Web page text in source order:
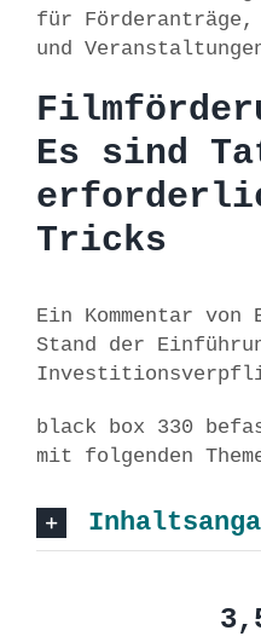
für
und
Es sind
Tricks
Ein Kommentar
Stand der
black box 330
mit folgenden